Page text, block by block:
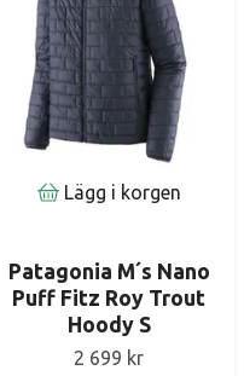
Lägg i korgen
Patagonia M´s Nano
Puff Fitz Roy Trout
Hoody S
2 699 kr